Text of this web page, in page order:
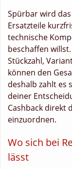
Spürbar wird
Ersatzteile
technische
beschaffen
Stückzahl,
können den
deshalb zahlt es
deiner
Cashback direkt
einzuordnen.
Wo sich bei
lässt